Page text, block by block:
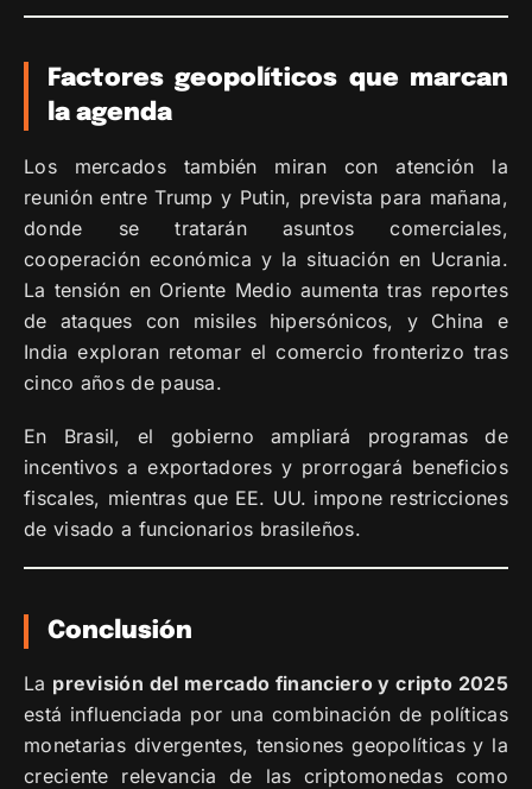
Factores geopolíticos que marcan
la agenda
Los mercados también miran con atención la
reunión entre Trump y Putin, prevista para mañana,
donde se tratarán asuntos comerciales,
cooperación económica y la situación en Ucrania.
La tensión en Oriente Medio aumenta tras reportes
de ataques con misiles hipersónicos, y China e
India exploran retomar el comercio fronterizo tras
cinco años de pausa.
En Brasil, el gobierno ampliará programas de
incentivos a exportadores y prorrogará beneficios
fiscales, mientras que EE. UU. impone restricciones
de visado a funcionarios brasileños.
Conclusión
La previsión del mercado financiero y cripto 2025
está influenciada por una combinación de políticas
monetarias divergentes, tensiones geopolíticas y la
creciente relevancia de las criptomonedas como